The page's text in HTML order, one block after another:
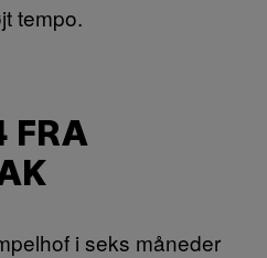
tempo.
FRA
i seks måneder